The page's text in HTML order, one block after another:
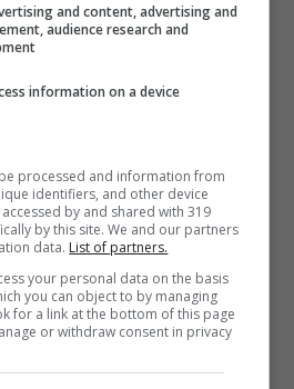
and content, advertising and
audience research and
information on a device
processed and information from
identifiers, and other device
by and shared with 319
by this site. We and our partners
data. List of partners.
your personal data on the basis
you can object to by managing
for a link at the bottom of this page
or withdraw consent in privacy